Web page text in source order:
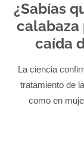
¿Sabías
calabaza
caída
La ciencia
tratamiento de
como en